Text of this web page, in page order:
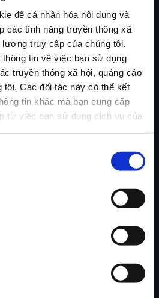
để cá nhân hóa nội dung và
các tính năng truyền thông xã
truy cập của chúng tôi.
tin về việc bạn sử dụng
truyền thông xã hội, quảng cáo
tôi. Các đối tác này có thể kết
tin khác mà bạn cung cấp
từ việc bạn sử dụng dịch vụ của